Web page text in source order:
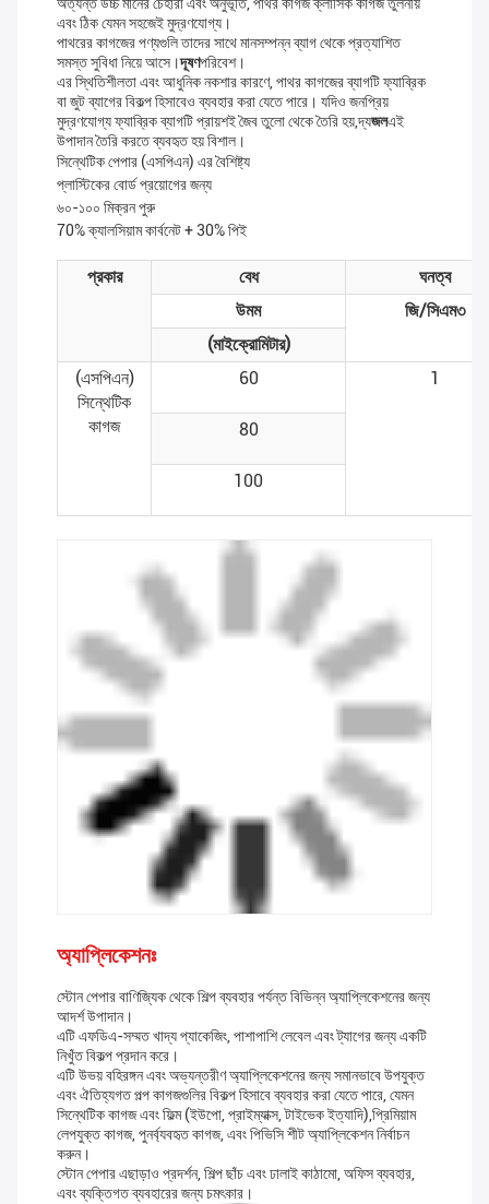
অত্যন্ত উচ্চ মানের চেহারা এবং অনুভূতি, পাথর কাগজ ক্লাসিক কাগজ তুলনীয়
এবং ঠিক যেমন সহজেই মুদ্রণযোগ্য।
পাথরের কাগজের পণ্যগুলি তাদের সাথে মানসম্পন্ন ব্যাগ থেকে প্রত্যাশিত
সমস্ত সুবিধা নিয়ে আসে।দূষণপরিবেশ।
এর স্থিতিশীলতা এবং আধুনিক নকশার কারণে, পাথর কাগজের ব্যাগটি ফ্যাব্রিক
বা জুট ব্যাগের বিকল্প হিসাবেও ব্যবহার করা যেতে পারে। যদিও জনপ্রিয়
মুদ্রণযোগ্য ফ্যাব্রিক ব্যাগটি প্রায়শই জৈব তুলো থেকে তৈরি হয়,দ্যজলএই
উপাদান তৈরি করতে ব্যবহৃত হয় বিশাল।
সিন্থেটিক পেপার (এসপিএন) এর বৈশিষ্ট্য
প্লাস্টিকের বোর্ড প্রয়োগের জন্য
৬০-১০০ মিক্রন পুরু
70% ক্যালসিয়াম কার্বনেট + 30% পিই
প্রকার বেধ
ঘনত্ব
উমম
জি/সিএম৩
(মাইক্রোমিটার)
(এসপিএন)
সিন্থেটিক
কাগজ
60 1
80
100
অ্যাপ্লিকেশনঃ
স্টোন পেপার বাণিজ্যিক থেকে শিল্প ব্যবহার পর্যন্ত বিভিন্ন অ্যাপ্লিকেশনের জন্য
আদর্শ উপাদান।
এটি এফডিএ-সম্মত খাদ্য প্যাকেজিং, পাশাপাশি লেবেল এবং ট্যাগের জন্য একটি
নিখুঁত বিকল্প প্রদান করে।
এটি উভয় বহিরঙ্গন এবং অভ্যন্তরীণ অ্যাপ্লিকেশনের জন্য সমানভাবে উপযুক্ত
এবং ঐতিহ্যগত পল্প কাগজগুলির বিকল্প হিসাবে ব্যবহার করা যেতে পারে, যেমন
সিন্থেটিক কাগজ এবং ফিল্ম (ইউপো, প্রাইম্যাক্স, টাইভেক ইত্যাদি),প্রিমিয়াম
লেপযুক্ত কাগজ, পুনর্ব্যবহৃত কাগজ, এবং পিভিসি শীট অ্যাপ্লিকেশন নির্বাচন
করুন।
স্টোন পেপার এছাড়াও প্রদর্শন, শিল্প ছাঁচ এবং ঢালাই কাঠামো, অফিস ব্যবহার,
এবং ব্যক্তিগত ব্যবহারের জন্য চমৎকার।